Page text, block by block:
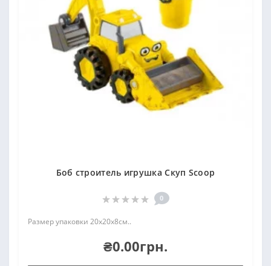
Боб строитель игрушка Скуп Scoop
0
Размер упаковки 20х20х8см..
₴0.00грн.